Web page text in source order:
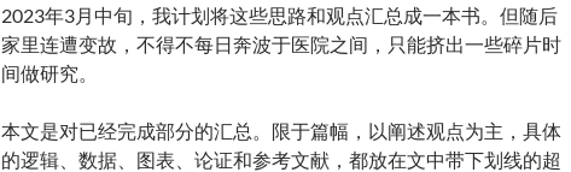
2023年3月中旬，我计划将这些思路和观点汇总成一本书。但随后
家里连遭变故，不得不每日奔波于医院之间，只能挤出一些碎片时
间做研究。
本文是对已经完成部分的汇总。限于篇幅，以阐述观点为主，具体
的逻辑、数据、图表、论证和参考文献，都放在文中带下划线的超